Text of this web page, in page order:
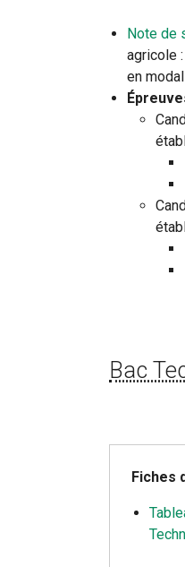
Note de
agricole
en
Bac
Fiches